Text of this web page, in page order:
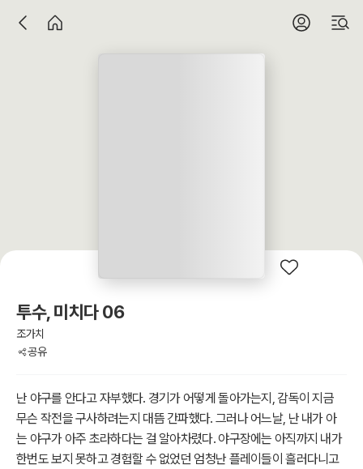
투수, 미치다 06
조가치
공유
난 야구를 안다고 자부했다. 경기가 어떻게 돌아가는지, 감독이 지금
무슨 작전을 구사하려는지 대뜸 간파했다. 그러나 어느날, 난 내가 아
는 야구가 아주 초라하다는 걸 알아차렸다. 야구장에는 아직까지 내가
한번도 보지 못하고 경험할 수 없었던 엄청난 플레이들이 흘러다니고